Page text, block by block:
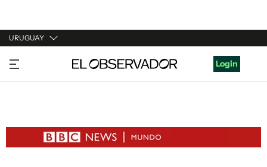
URUGUAY
URUGUAY
ARGENTINA
ESTADOS UNIDOS
Login